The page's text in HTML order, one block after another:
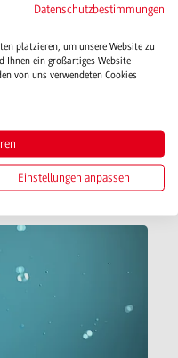
Geburtstagsfeier des
Bad
Baden-
in diesem
Datenschutzbestimmungen
platzieren, um unsere Website zu
Ihnen ein großartiges Website-
von uns verwendeten Cookies
Einstellungen anpassen